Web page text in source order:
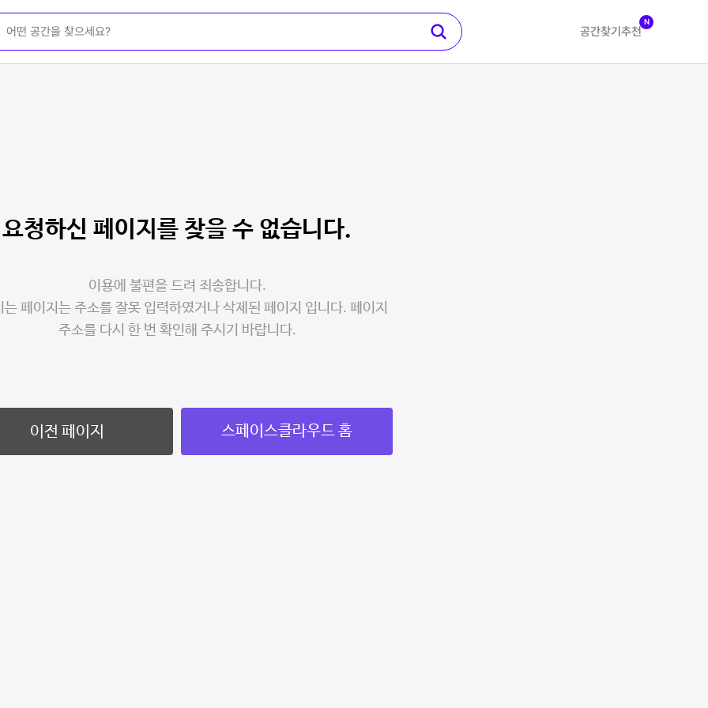
공간찾기 추천
N
요청하신 페이지를 찾을 수 없습니다.
이용에 불편을 드려 죄송합니다.
는 페이지는 주소를 잘못 입력하였거나 삭제된 페이지 입니다. 페이지
주소를 다시 한 번 확인해 주시기 바랍니다.
이전 페이지 스페이스클라우드 홈